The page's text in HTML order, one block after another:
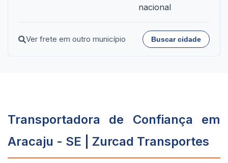
nacional
Ver frete em outro município Buscar cidade
Transportadora de Confiança em
Aracaju - SE | Zurcad Transportes